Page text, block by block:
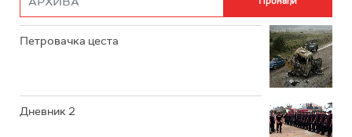
Петровачка цеста
Дневник 2